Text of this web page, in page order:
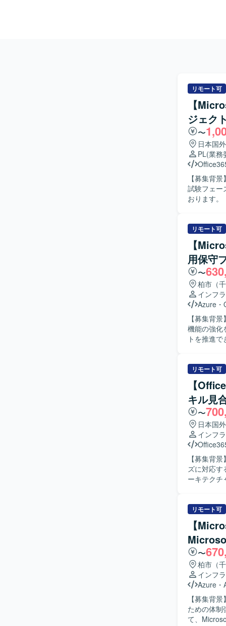
リモート可
【
ジェク
〜
日本国外
PL(業務
【募集背
試験フェー
おります。 【作業内容】 Microsoft 365移行プロジェクトにおける技術面のリードをご担当いた
び課題整
構築/試験
関する構
領域の構
験・切替
捗確認、
っていた
整理、遅
ション、
ただきます。 【求める人物像】 技術面のリードとして主体的に前に出て、
術指示を
項がある状
ュニケー
不明点を
先順位を見極めて
プロジェク
までの全
など幅広
ジェクトを
意思決定
体を前進させるやりが
Connect、
Manager、
リモート可
【
用保守
〜
柏市（
インフ
Azure ・
【募集背
機能の強化
トを推進
Microsoft
OneDrive
築、運用
についても、
自律的に業
ています
だける方が望ましいです。 【ポジシ
した最新
拡張や新
携わるこ
環境】
Protection
リモート可
【
キル見
〜
日本国外
インフ
【募集背
ズに対応するための
ーキテクチ
の作成や
離環境と
カウント
用ガイド
案・案件支援にも携わ
し、主体
ます。 新
ちになら
に応じてメン
力】
工程から携
ットワーク
リモート可
【
〜
柏市（
インフ
Azure ・
【募集背
ための体制強化を目
て、